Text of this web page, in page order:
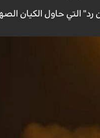
رد" التي حاول الكيان